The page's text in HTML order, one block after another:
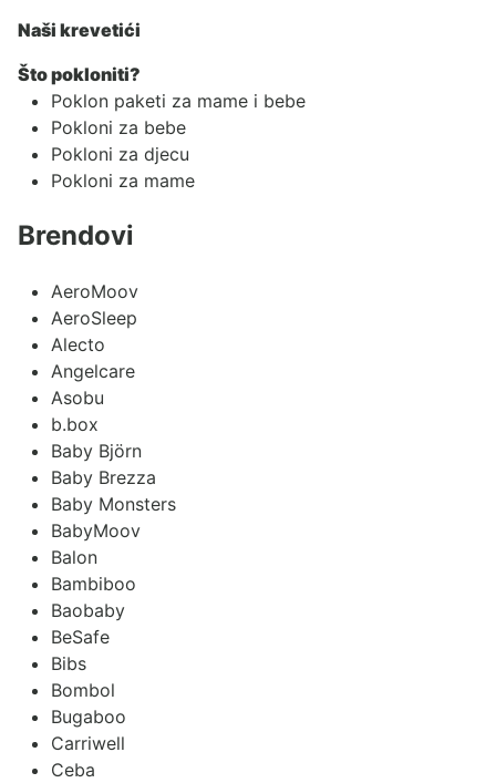
Naši krevetići
Što pokloniti?
Poklon paketi za mame i bebe
Pokloni za bebe
Pokloni za djecu
Pokloni za mame
Brendovi
AeroMoov
AeroSleep
Alecto
Angelcare
Asobu
b.box
Baby Björn
Baby Brezza
Baby Monsters
BabyMoov
Balon
Bambiboo
Baobaby
BeSafe
Bibs
Bombol
Bugaboo
Carriwell
Ceba